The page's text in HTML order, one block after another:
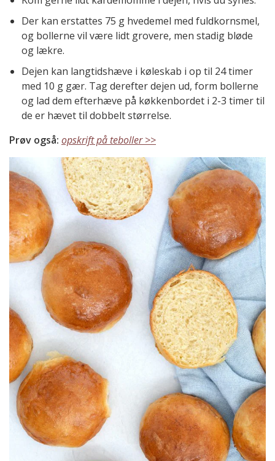
Der kan erstattes 75 g hvedemel med fuldkornsmel,
og bollerne vil være lidt grovere, men stadig bløde
og lækre.
Dejen kan langtidshæve i køleskab i op til 24 timer
med 10 g gær. Tag derefter dejen ud, form bollerne
og lad dem efterhæve på køkkenbordet i 2-3 timer til
de er hævet til dobbelt størrelse.
Prøv også: opskrift på teboller >>